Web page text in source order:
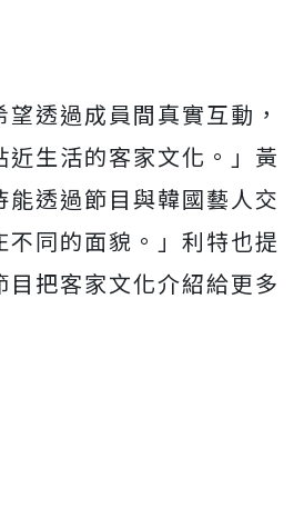
透過成員間真實互動，
生活的客家文化。」黃
透過節目與韓國藝人交
不同的面貌。」利特也提
目把客家文化介紹給更多